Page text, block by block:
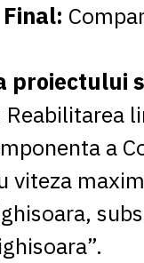
proiectului
a
viteza